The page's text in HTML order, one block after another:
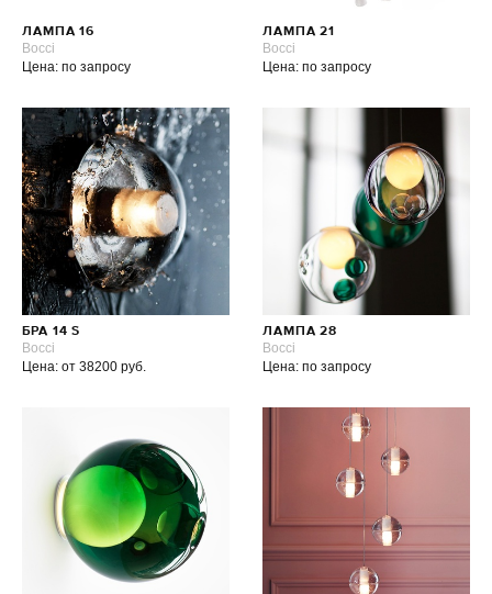
ЛАМПА 16
Bocci
Цена: по запросу
ЛАМПА 21
Bocci
Цена: по запросу
БРА 14 S
Bocci
Цена: от 38200 руб.
ЛАМПА 28
Bocci
Цена: по запросу